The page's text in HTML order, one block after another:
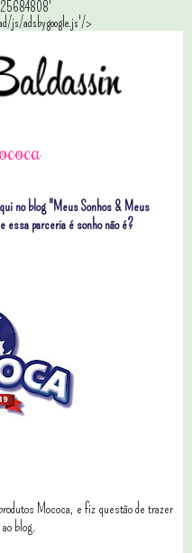
js/adsbygoogle.js'/>
no blog "Meus Sonhos & Meus
essa parceria é sonho não é?
Mococa, e fiz questão de trazer
blog.